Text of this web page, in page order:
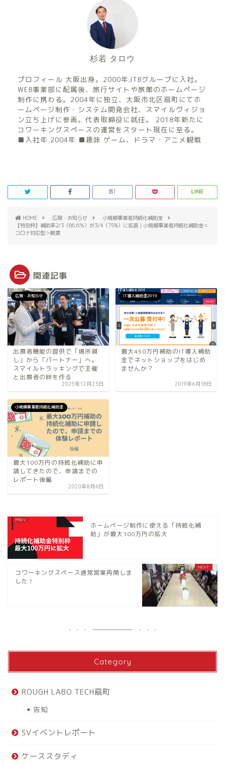
杉若 タロウ
プロフィール 大阪出身。2000年JTBグループに入社。
WEB事業部に配属後、旅行サイトや旅館のホームページ
制作に携わる。2004年に独立、大阪市北区扇町にてホ
ームページ制作・システム開発会社、スマイルヴィジョ
ン立ち上げに参画。代表取締役に就任。 2018年新たに
コワーキングスペースの運営をスタート現在に至る。
■入社年 2004年 ■趣味 ゲーム、ドラマ・アニメ観戦
HOME 広報・お知らせ
小規模事業者持続化補助金
【特別枠】補助率2/3（66.6％）が3/4（75%）に拡張｜小規模事業者持続化補助金＜
コロナ対応型＞概要
関連記事
広報・お知らせ
出展者機能の提供で「場所貸
し」から「パートナー」へ。
スマイルトラッキングで主催
と出展者の絆を作る
2025年12月23日
IT導入補助金2019
最大450万円補助のIT導入補助
金でネットショップをはじめ
ませんか？
2019年6月18日
小規模事業者持続化補助金
最大100万円の持続化補助に申
請してきたので、申請までの
レポート後編
2020年8月4日
ホームページ制作に使える「持続化補
助」が最大100万円の拡大
コワーキングスペース通常営業再開しま
した！
Category
ROUGH LABO TECH扇町
告知
SVイベントレポート
ケーススタディ